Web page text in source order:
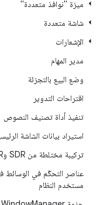
ميزة "نوافذ متعددة"
شاشة متعددة
الإشعارات
مدير المهام
وضع البيع بالتجزئة
اقتراحات التدوير
تنفيذ أداة تصنيف النصوص
استيراد بيانات الشاشة
تركيبة مختلطة من SDR وHDR
عناصر التحكّم في الوسائط
مستخدم النظام